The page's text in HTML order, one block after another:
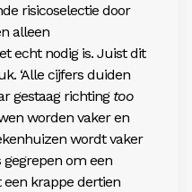
risicoselectie door
alleen
echt nodig is. Juist dit
‘Alle cijfers duiden
gestaag richting too
worden vaker en
wordt vaker
om een
een krappe dertien